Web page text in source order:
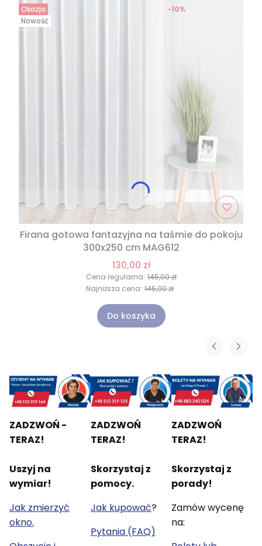
Okazja
Nowość
Firana gotowa fantazyjna na taśmie do pokoju
300x250 cm MAG612
130,00 zł
Cena regularna: 145,00 zł
-10%
Najniższa cena: 145,00 zł
Do koszyka
ZADZWOŃ -
TERAZ!
Uszyj na
wymiar!
Jak zmierzyć
okno.
ZADZWOŃ
TERAZ!
Skorzystaj z
pomocy.
Jak kupować?
Pytania (FAQ)
ZADZWOŃ
TERAZ!
Skorzystaj z
porady!
Zamów wycenę
na: